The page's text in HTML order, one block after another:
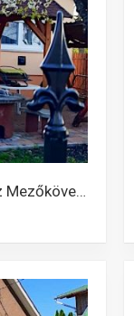
Cseresznyés Vendégház Mezőkövesd